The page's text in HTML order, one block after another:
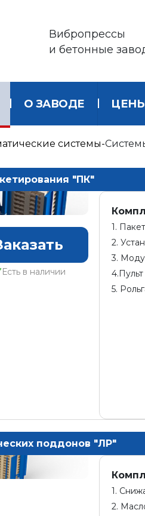
Вибропрессы
и бетонные
О ЗАВОДЕ
системы
"ПК"
Есть в наличии
1.
2.
3.
5.
поддонов "ЛР"
1.
2.